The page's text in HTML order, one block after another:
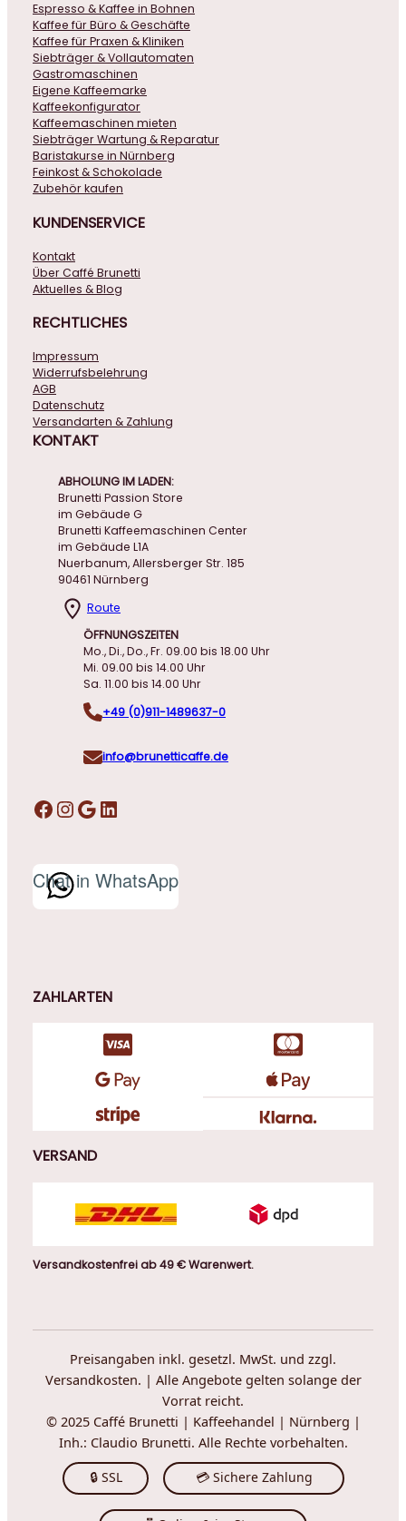
Espresso & Kaffee in Bohnen
Kaffee für Büro & Geschäfte
Kaffee für Praxen & Kliniken
Siebträger & Vollautomaten
Gastromaschinen
Eigene Kaffeemarke
Kaffeekonfigurator
Kaffeemaschinen mieten
Siebträger Wartung & Reparatur
Baristakurse in Nürnberg
Feinkost & Schokolade
Zubehör kaufen
KUNDENSERVICE
Kontakt
Über Caffé Brunetti
Aktuelles & Blog
RECHTLICHES
Impressum
Widerrufsbelehrung
AGB
Datenschutz
Versandarten & Zahlung
KONTAKT
ABHOLUNG IM LADEN:
Brunetti Passion Store
im Gebäude G
Brunetti Kaffeemaschinen Center
im Gebäude L1A
Nuerbanum, Allersberger Str. 185
90461 Nürnberg
Route
ÖFFNUNGSZEITEN
Mo., Di., Do., Fr. 09.00 bis 18.00 Uhr
Mi. 09.00 bis 14.00 Uhr
Sa. 11.00 bis 14.00 Uhr
+49 (0)911-1489637-0
info@brunetticaffe.de
Facebook InstagramGoogle LinkedIn
Chat in WhatsApp
ZAHLARTEN
VERSAND
Versandkostenfrei ab 49 € Warenwert.
Preisangaben inkl. gesetzl. MwSt. und zzgl.
Versandkosten. | Alle Angebote gelten solange der
Vorrat reicht.
© 2025 Caffé Brunetti | Kaffeehandel | Nürnberg |
Inh.: Claudio Brunetti. Alle Rechte vorbehalten.
🔒 SSL 💳 Sichere Zahlung